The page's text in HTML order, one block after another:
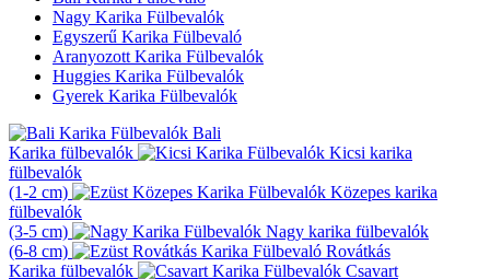
Nagy Karika Fülbevalók
Egyszerű Karika Fülbevaló
Aranyozott Karika Fülbevalók
Huggies Karika Fülbevalók
Gyerek Karika Fülbevalók
Bali
Karika fülbevalók
Kicsi karika
fülbevalók
(1-2 cm)
Közepes karika
fülbevalók
(3-5 cm)
Nagy karika fülbevalók
(6-8 cm)
Rovátkás
Karika fülbevalók
Csavart